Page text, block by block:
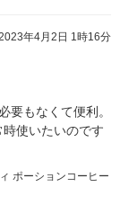
年4月2日 1時16分
要もなくて便利。
使いたいのです
ポーションコーヒー